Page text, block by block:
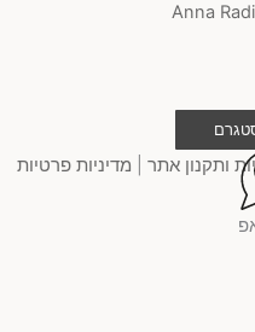
ותקנון אתר מדיניות פרטיות